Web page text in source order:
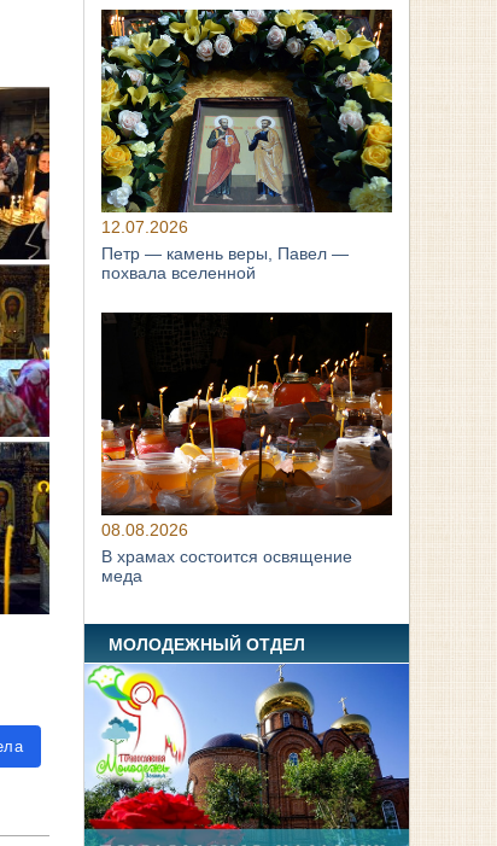
12.07.2026
Петр — камень веры, Павел —
похвала вселенной
08.08.2026
В храмах состоится освящение
меда
МОЛОДЕЖНЫЙ ОТДЕЛ